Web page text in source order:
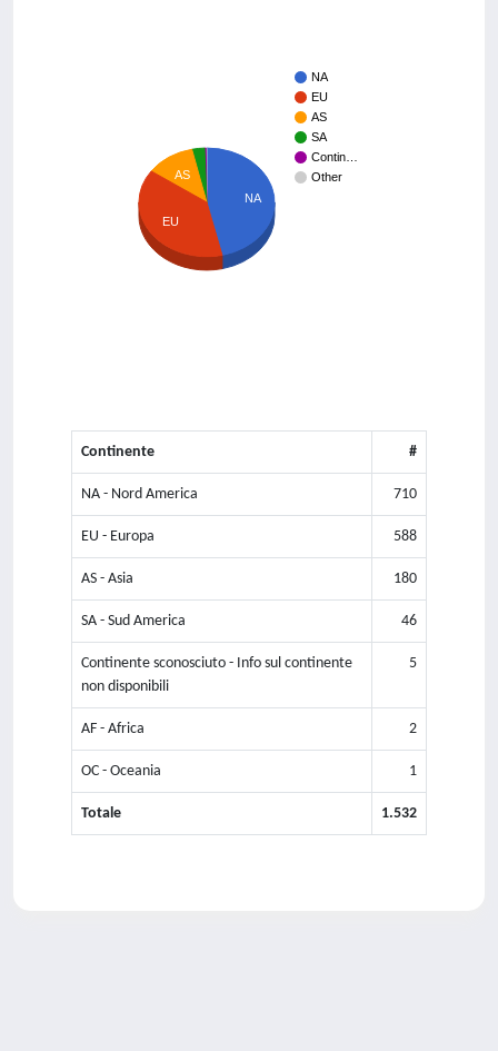
NA
EU
AS
SA
Contin…
Other
NA
AS
EU
Continente #
NA - Nord America 710
EU - Europa 588
AS - Asia 180
SA - Sud America 46
Continente sconosciuto - Info sul continente
non disponibili
5
AF - Africa 2
OC - Oceania 1
Totale 1.532